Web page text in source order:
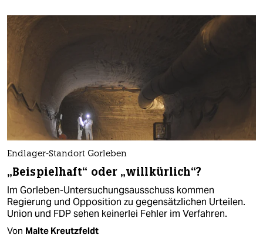
Endlager-Standort Gorleben
„Beispielhaft“ oder „willkürlich“?
Im Gorleben-Untersuchungsausschuss kommen
Regierung und Opposition zu gegensätzlichen Urteilen.
Union und FDP sehen keinerlei Fehler im Verfahren.
Von Malte Kreutzfeldt